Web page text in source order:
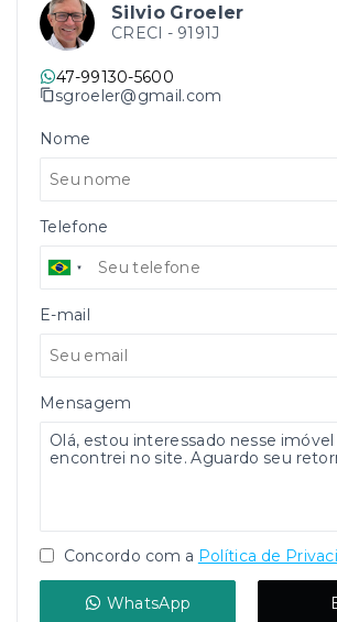
Silvio Groeler
CRECI - 9191J
47-99130-5600
sgroeler@gmail.com
Nome
Telefone
E-mail
Mensagem
Concordo com a Política de
WhatsApp